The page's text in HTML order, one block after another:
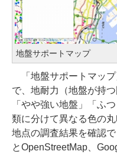
地盤サポートマップ
「地盤サポートマップ
で、地耐力（地盤が持
「やや強い地盤」「ふ
類に分けて異なる色の
地点の調査結果を確認
とOpenStreetMap、